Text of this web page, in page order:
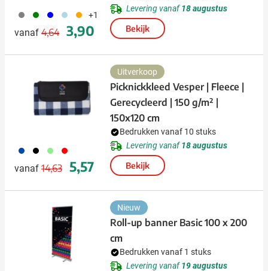
003 004 005 018 007 +1
vanaf
Normale prijs
4,64
Speciale prijs
3,90
Levering vanaf18 augustus
Bekijk
023 001 029 008
vanaf
Normale prijs
14,63
Speciale prijs
5,57
Uitverkoop
Picknickkleed Vesper | Fleece |
Gerecycleerd | 150 g/m² |
150x120 cm
Bedrukken vanaf 10 stuks
Levering vanaf18 augustus
Bekijk
Nieuw
Roll-up banner Basic 100 x 200
cm
Bedrukken vanaf 1 stuks
Levering vanaf19 augustus